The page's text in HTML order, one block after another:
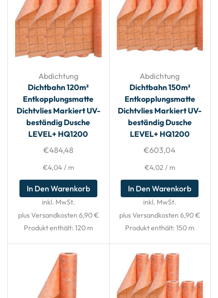
Abdichtung
Dichtbahn 120m²
Entkopplungsmatte
Dichtvlies Markiert UV-
beständig Dusche
LEVEL+ HQ1200
€484,48
€4,04 / m
In Den Warenkorb
inkl. MwSt.
plus Versandkosten 6,90 €
Produkt enthält: 120 m
Abdichtung
Dichtbahn 150m²
Entkopplungsmatte
Dichtvlies Markiert UV-
beständig Dusche
LEVEL+ HQ1200
€603,04
€4,02 / m
In Den Warenkorb
inkl. MwSt.
plus Versandkosten 6,90 €
Produkt enthält: 150 m